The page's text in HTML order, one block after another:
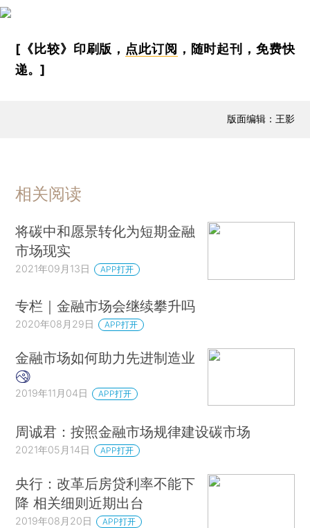
[《比较》印刷版， 点此订阅 ，随时起刊，免费快
递。]
版面编辑：王影
相关阅读
将碳中和愿景转化为短期金融
市场现实
2021年09月13日 APP打开
专栏｜金融市场会继续攀升吗
2020年08月29日 APP打开
金融市场如何助力先进制造业
2019年11月04日 APP打开
周诚君：按照金融市场规律建设碳市场
2021年05月14日 APP打开
央行：改革后房贷利率不能下
降 相关细则近期出台
2019年08月20日 APP打开